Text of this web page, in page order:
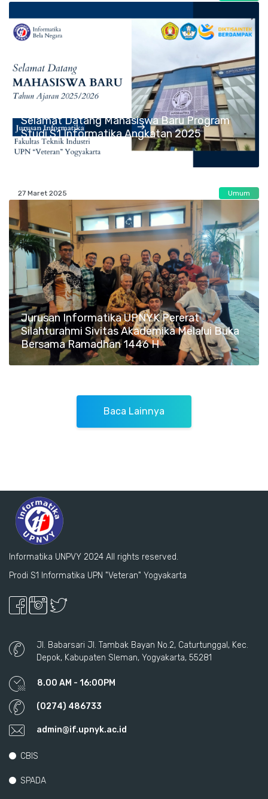
Selamat Datang Mahasiswa Baru Program
Studi S1 Informatika Angkatan 2025
27 Maret 2025 Umum
Jurusan Informatika UPNYK Pererat
Silahturahmi Sivitas Akademika Melalui Buka
Bersama Ramadhan 1446 H
Baca Lainnya
Informatika UNPVY 2024 All rights reserved.
Prodi S1 Informatika UPN "Veteran" Yogyakarta
Jl. Babarsari Jl. Tambak Bayan No.2, Caturtunggal, Kec.
Depok, Kabupaten Sleman, Yogyakarta, 55281
8.00 AM - 16:00PM
(0274) 486733
admin@if.upnyk.ac.id
CBIS
SPADA